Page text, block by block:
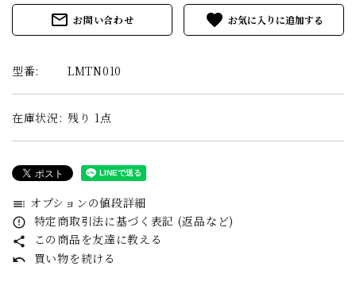
mail_outline お問い合わせ favorite
型番: LMTN010
在庫状況: 残り 1点
toc オプションの値段詳細
error_outline 特定商取引法に基づく表記 (返品など)
share この商品を友達に教える
undo 買い物を続ける